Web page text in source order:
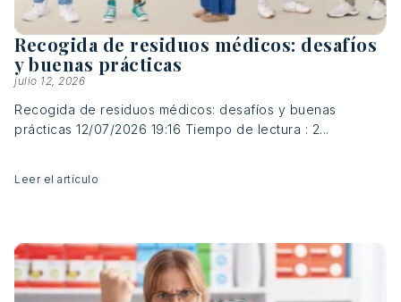
Recogida de residuos médicos: desafíos
y buenas prácticas
julio 12, 2026
Recogida de residuos médicos: desafíos y buenas
prácticas 12/07/2026 19:16 Tiempo de lectura : 2...
Leer el artículo